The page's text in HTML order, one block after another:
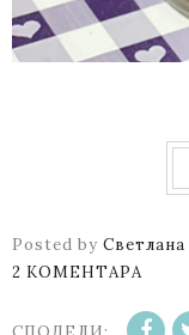
Posted by Светлана
2 КОМЕНТАРА